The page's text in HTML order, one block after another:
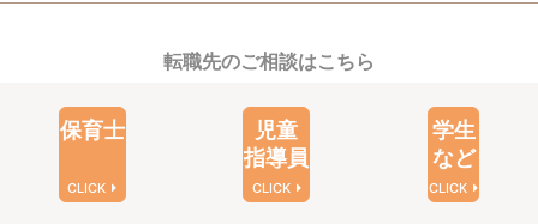
転職先のご相談はこちら
保育士
CLICK
児童
指導員
CLICK
学生
など
CLICK